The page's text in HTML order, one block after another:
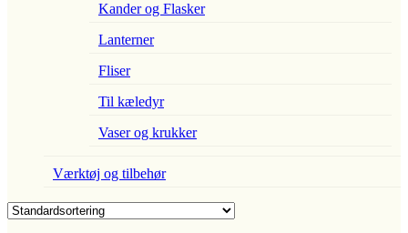
Kander og Flasker
Lanterner
Fliser
Til kæledyr
Vaser og krukker
Værktøj og tilbehør